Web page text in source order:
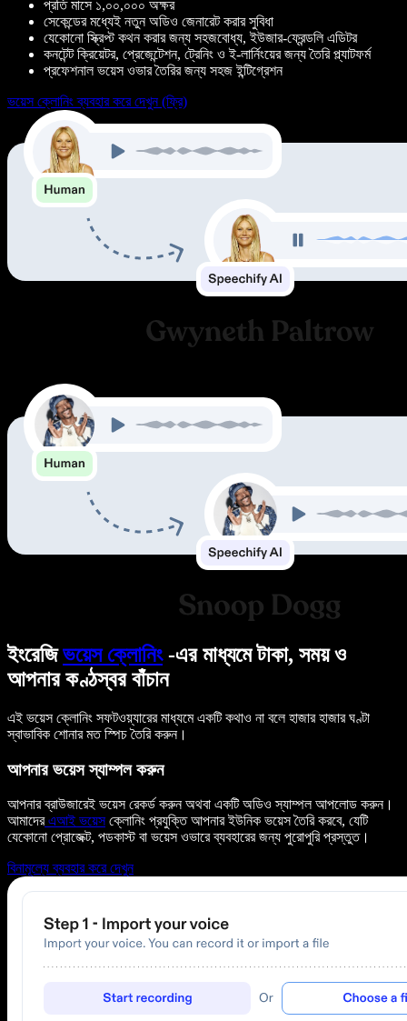
প্রতি মাসে ১,০০,০০০ অক্ষর
সেকেন্ডের মধ্যেই নতুন অডিও জেনারেট করার সুবিধা
যেকোনো স্ক্রিপ্ট কথন করার জন্য সহজবোধ্য, ইউজার-ফ্রেন্ডলি এডিটর
কনটেন্ট ক্রিয়েটর, প্রেজেন্টেশন, ট্রেনিং ও ই-লার্নিংয়ের জন্য তৈরি প্ল্যাটফর্ম
প্রফেশনাল ভয়েস ওভার তৈরির জন্য সহজ ইন্টিগ্রেশন
ভয়েস ক্লোনিং ব্যবহার করে দেখুন (ফ্রি)
ইংরেজিভয়েস ক্লোনিং-এর মাধ্যমে টাকা, সময় ও
আপনার কণ্ঠস্বর বাঁচান
এই ভয়েস ক্লোনিং সফটওয়্যারের মাধ্যমে একটি কথাও না বলে হাজার হাজার ঘণ্টা
স্বাভাবিক শোনার মত স্পিচ তৈরি করুন।
আপনার ভয়েস স্যাম্পল করুন
আপনার ব্রাউজারেই ভয়েস রেকর্ড করুন অথবা একটি অডিও স্যাম্পল আপলোড করুন।
আমাদেরএআই ভয়েসক্লোনিং প্রযুক্তি আপনার ইউনিক ভয়েস তৈরি করবে, যেটি
যেকোনো প্রোজেক্ট, পডকাস্ট বা ভয়েস ওভারে ব্যবহারের জন্য পুরোপুরি প্রস্তুত।
বিনামূল্যে ব্যবহার করে দেখুন